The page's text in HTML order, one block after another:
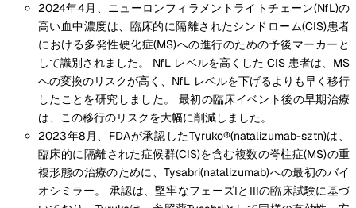
2024年4月、ニューロンフィラメントライトチェーン(NfL)の
高い血中濃度は、臨床的に隔離されたシンドローム(CIS)患者
における多発性硬化症(MS)への進行のための予後マーカーと
して識別されました。 NfL レベルを高くした CIS 患者は、MS
への変換のリスクが高く、NfL レベルを下げるよりも早く移行
したことを研究しました。 最初の臨床イベント後の早期治療
は、この移行のリスクを大幅に削減しました。
2023年8月、FDAが承認したTyruko®(natalizumab-sztn)は、
臨床的に隔離された症候群(CIS)を含む複数の脊柱症(MS)の重
複形態の治療のために、Tysabri(natalizumab)への最初のバイ
オシミラー。 承認は、堅牢なフェーズIとIIIの臨床試験に基づ